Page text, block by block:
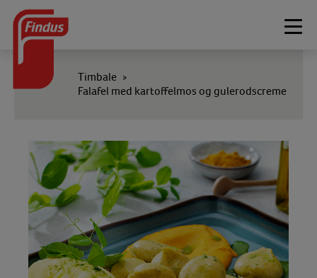
Timbale >
Falafel med kartoffelmos og gulerodscreme